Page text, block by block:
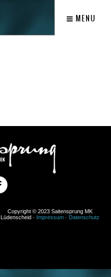
MENU
Copyright © 2023 Saitensprung MK
Lüdenscheid · Impressum · Datenschutz